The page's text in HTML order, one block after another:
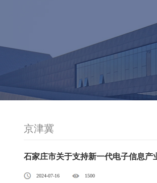
京津冀
石家庄市关于支持新一代电子信息
2024-07-16 1500